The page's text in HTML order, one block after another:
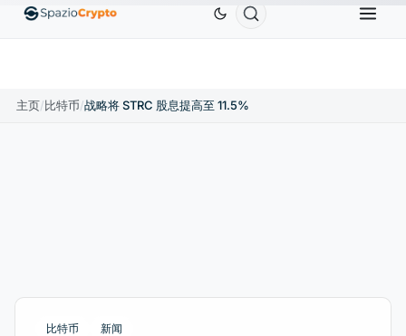
EthereumETHUS$1,880.58 TetherUSDT ↑0.00%
主页/比特币/战略将 STRC 股息提高至 11.5%
比特币 新闻